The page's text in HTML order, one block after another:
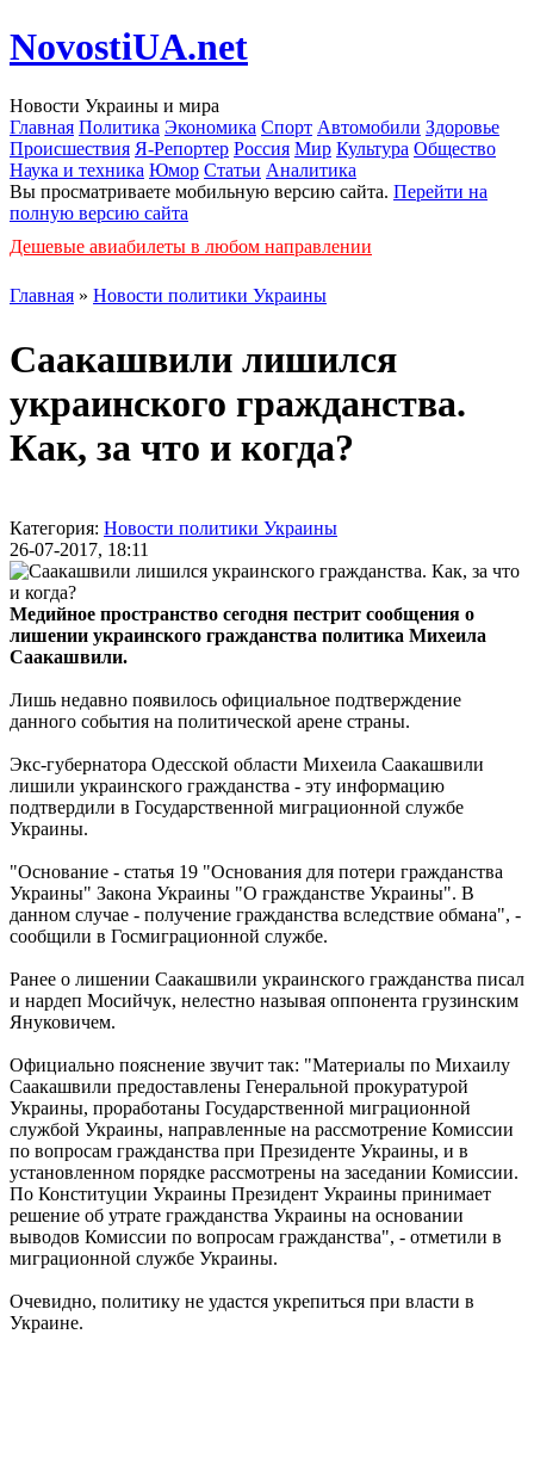
NovostiUA.net
Новости Украины и мира
Главная Политика Экономика Спорт Автомобили Здоровье
Происшествия Я-Репортер Россия Мир Культура Общество
Наука и техника Юмор Статьи Аналитика
Вы просматриваете мобильную версию сайта. Перейти на
полную версию сайта
Дешевые авиабилеты в любом направлении
Главная » Новости политики Украины
Саакашвили лишился
украинского гражданства.
Как, за что и когда?
Категория: Новости политики Украины
26-07-2017, 18:11
Медийное пространство сегодня пестрит сообщения о
лишении украинского гражданства политика Михеила
Саакашвили.
Лишь недавно появилось официальное подтверждение
данного события на политической арене страны.
Экс-губернатора Одесской области Михеила Саакашвили
лишили украинского гражданства - эту информацию
подтвердили в Государственной миграционной службе
Украины.
"Основание - статья 19 "Основания для потери гражданства
Украины" Закона Украины "О гражданстве Украины". В
данном случае - получение гражданства вследствие обмана", -
сообщили в Госмиграционной службе.
Ранее о лишении Саакашвили украинского гражданства писал
и нардеп Мосийчук, нелестно называя оппонента грузинским
Януковичем.
Официально пояснение звучит так: "Материалы по Михаилу
Саакашвили предоставлены Генеральной прокуратурой
Украины, проработаны Государственной миграционной
службой Украины, направленные на рассмотрение Комиссии
по вопросам гражданства при Президенте Украины, и в
установленном порядке рассмотрены на заседании Комиссии.
По Конституции Украины Президент Украины принимает
решение об утрате гражданства Украины на основании
выводов Комиссии по вопросам гражданства", - отметили в
миграционной службе Украины.
Очевидно, политику не удастся укрепиться при власти в
Украине.